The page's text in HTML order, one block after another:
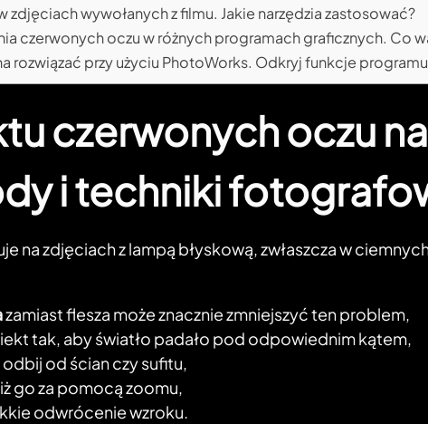
wywołanych z filmu. Jakie narzędzia zastosować?
czerwonych oczu w różnych programach graficznych. Co
rozwiązać przy użyciu PhotoWorks. Odkryj funkcje programu
czerwonych oczu
i techniki
na zdjęciach z lampą błyskową, zwłaszcza w
zamiast flesza może znacznie zmniejszyć ten problem,
tak, aby światło padało pod odpowiednim kątem,
od ścian czy sufitu,
go za pomocą zoomu,
odwrócenie wzroku.